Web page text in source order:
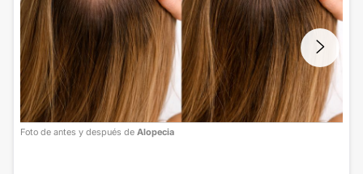
Foto de antes y después de Alopecia